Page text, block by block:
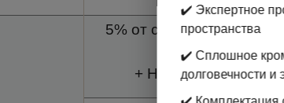
5% от стоимости заказа
+ Наценка за
✔️ Экспертное
пространства
✔️ Сплошное
долговечности и